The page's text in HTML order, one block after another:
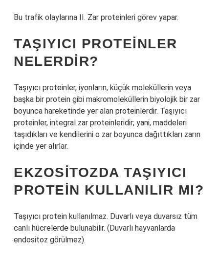
Bu trafik olaylarına II. Zar proteinleri görev yapar.
TAŞIYICI PROTEINLER
NELERDIR?
Taşıyıcı proteinler, iyonların, küçük moleküllerin veya
başka bir protein gibi makromoleküllerin biyolojik bir zar
boyunca hareketinde yer alan proteinlerdir. Taşıyıcı
proteinler, integral zar proteinleridir; yani, maddeleri
taşıdıkları ve kendilerini o zar boyunca dağıttıkları zarın
içinde yer alırlar.
EKZOSITOZDA TAŞIYICI
PROTEIN KULLANILIR MI?
Taşıyıcı protein kullanılmaz. Duvarlı veya duvarsız tüm
canlı hücrelerde bulunabilir. (Duvarlı hayvanlarda
endositoz görülmez).